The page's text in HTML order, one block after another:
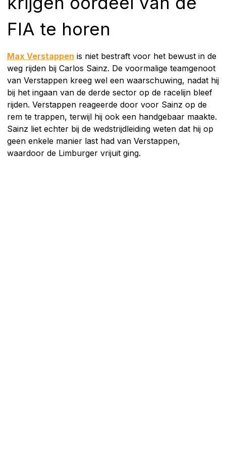
FIA te horen
Max Verstappen is niet bestraft voor het bewust in de
weg rijden bij Carlos Sainz. De voormalige teamgenoot
van Verstappen kreeg wel een waarschuwing, nadat hij
bij het ingaan van de derde sector op de racelijn bleef
rijden. Verstappen reageerde door voor Sainz op de
rem te trappen, terwijl hij ook een handgebaar maakte.
Sainz liet echter bij de wedstrijdleiding weten dat hij op
geen enkele manier last had van Verstappen,
waardoor de Limburger vrijuit ging.